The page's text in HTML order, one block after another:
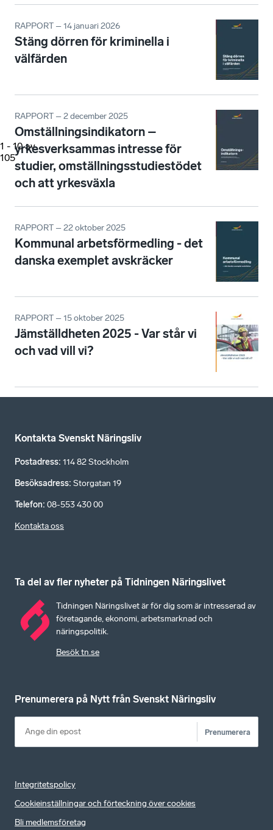
1 - 10 av
105
RAPPORT – 14 januari 2026
Stäng dörren för kriminella i
välfärden
RAPPORT – 2 december 2025
Omställningsindikatorn –
yrkesverksammas intresse för
studier, omställningsstudiestödet
och att yrkesväxla
RAPPORT – 22 oktober 2025
Kommunal arbetsförmedling - det
danska exemplet avskräcker
RAPPORT – 15 oktober 2025
Jämställdheten 2025 - Var står vi
och vad vill vi?
Kontakta Svenskt Näringsliv
Postadress: 114 82 Stockholm
Besöksadress: Storgatan 19
Telefon: 08-553 430 00
Kontakta oss
Ta del av fler nyheter på Tidningen Näringslivet
Tidningen Näringslivet är för dig som är intresserad av
företagande, ekonomi, arbetsmarknad och
näringspolitik.
Besök tn.se
Prenumerera på Nytt från Svenskt Näringsliv
Prenumerera
Integritetspolicy
Cookieinställningar och förteckning över cookies
Bli medlemsföretag